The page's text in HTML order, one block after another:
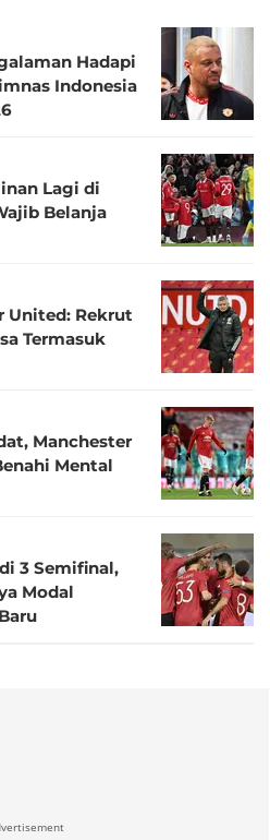
Hadapi
Indonesia
Lagi di
Belanja
United: Rekrut
Termasuk
Manchester
Mental
3 Semifinal,
Modal